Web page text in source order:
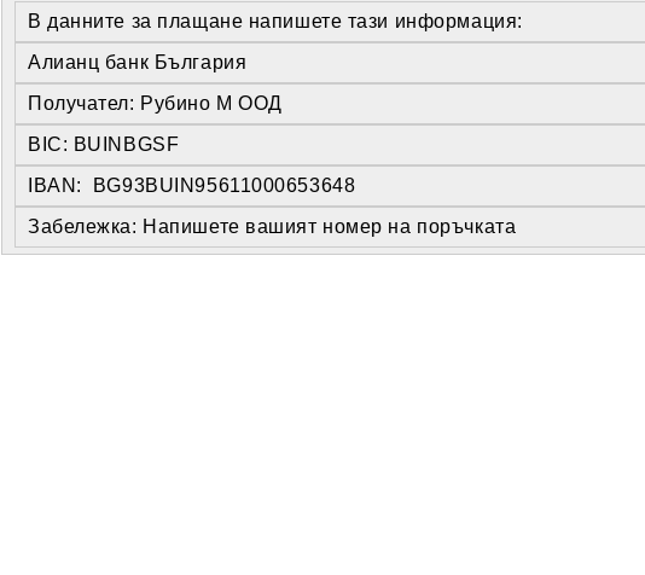
В данните за плащане напишете тази информация:
Алианц банк България
Получател: Рубино М ООД
BIC: BUINBGSF
IBAN: BG93BUIN95611000653648
Забележка: Напишете вашият номер на поръчката